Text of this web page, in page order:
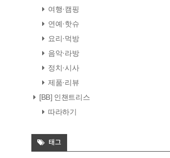
여행·캠핑
연예·핫슈
요리·먹방
음악·라방
정치·시사
제품·리뷰
[BB] 인챈트리스
따라하기
태그